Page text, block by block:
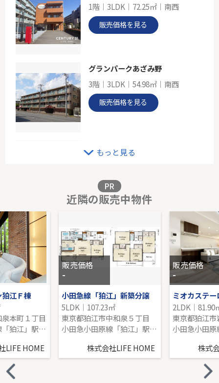
-
94.38㎡
東京都狛江市駒井町３丁目
1階｜3LDK｜72.25㎡｜南西
販売価格を見る
グランパークあざみ野
3階｜3LDK｜54.98㎡｜南西
販売価格を見る
販売価格を見る
藤和シティホームズあざみ野
1階｜2LDK｜55.65㎡｜南西
販売価格を見る
もっと見る
PR
近隣の販売中物件
江Ｆ棟
本町１丁目
小田急小田原線「狛江」駅 徒歩6分
LIFE HOME
販売価格
-
小田急線「狛江」新築分譲
5LDK｜107.23㎡
東京都狛江市中和泉５丁目
小田急小田原線「狛江」駅 徒歩17分
株式会社LIFE HOME
販売価格
-
2LDK｜81.90
東京都狛江
株式